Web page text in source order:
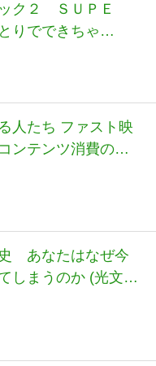
ク２ ＳＵＰＥ
りでできちゃ
人たち ファスト映
テンツ消費の現
あなたはなぜ今
しまうのか (光文社